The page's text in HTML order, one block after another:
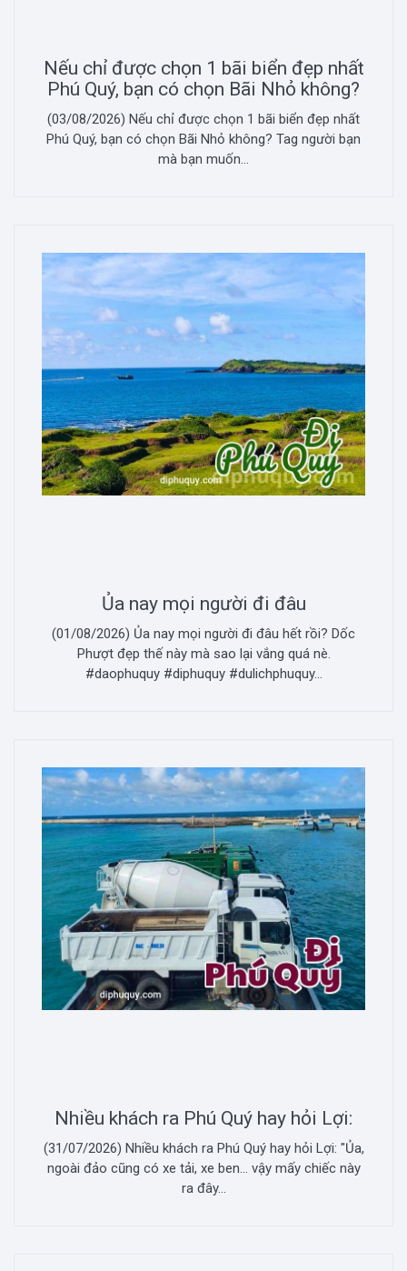
Nếu chỉ được chọn 1 bãi biển đẹp nhất
Phú Quý, bạn có chọn Bãi Nhỏ không?
(03/08/2026) Nếu chỉ được chọn 1 bãi biển đẹp nhất
Phú Quý, bạn có chọn Bãi Nhỏ không? Tag người bạn
mà bạn muốn...
Ủa nay mọi người đi đâu
(01/08/2026) Ủa nay mọi người đi đâu hết rồi? Dốc
Phượt đẹp thế này mà sao lại vắng quá nè.
#daophuquy #diphuquy #dulichphuquy...
Nhiều khách ra Phú Quý hay hỏi Lợi:
(31/07/2026) Nhiều khách ra Phú Quý hay hỏi Lợi: "Ủa,
ngoài đảo cũng có xe tải, xe ben... vậy mấy chiếc này
ra đây...